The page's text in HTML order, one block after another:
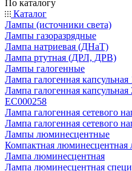
По каталогу
Каталог
Лампы (источники света)
Лампы газоразрядные
Лампа натриевая (ДНаТ)
Лампа ртутная (ДРЛ, ДРВ)
Лампы галогенные
Лампа галогенная
Лампа галогенная капсульная
EC000258
Лампа галогенная сетевого
Лампа галогенная сетевого
Лампы люминесцентные
Компактная люминесцентная
Лампа люминесцентная
Лампа люминесцентная